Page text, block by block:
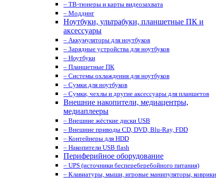
– ТВ-тюнеры и карты видеозахвата
– Моддинг
Ноутбуки, ультрабуки, планшетные ПК и
аксессуары
– Аккумуляторы для ноутбуков
– Зарядные устройства для ноутбуков
– Ноутбуки
– Планшетные ПК
– Системы охлаждения для ноутбуков
– Сумки для ноутбуков
– Сумки, чехлы и другие аксессуары для планшетов
Внешние накопители, медиацентры,
медиаплееры
– Внешние жёсткие диски USB
– Внешние приводы CD, DVD, Blu-Ray, FDD
– Контейнеры для HDD
– Накопители USB flash
Периферийное оборудование
– UPS (источники беспереберебойного питания)
– Клавиатуры, мыши, игровые манипуляторы, коврики